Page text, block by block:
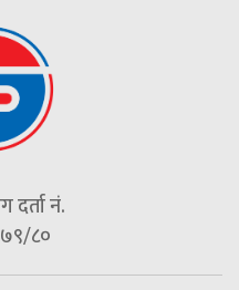
दर्ता नं.
८०